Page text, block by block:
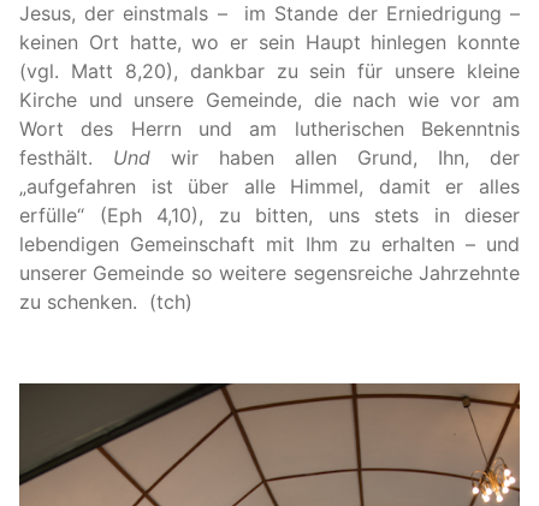
Jesus, der einstmals –
im Stande der Erniedrigung –
keinen Ort hatte, wo er sein Haupt hinlegen konnte
(vgl. Matt 8,20), dankbar zu sein für unsere kleine
Kirche und unsere Gemeinde, die nach wie vor am
Wort des Herrn und am lutherischen Bekenntnis
festhält. Und wir haben allen Grund, Ihn, der
„aufgefahren ist über alle Himmel, damit er alles
erfülle“ (Eph 4,10), zu bitten, uns stets in dieser
lebendigen Gemeinschaft mit Ihm zu erhalten – und
unserer Gemeinde so weitere segensreiche Jahrzehnte
zu schenken. (tch)